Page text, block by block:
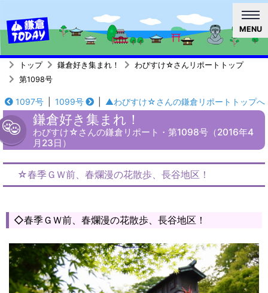
MENU
トップ 鎌倉好き集まれ！
わびすけ☆さんリポートトップ
第1098号
1097号 1099号 ▲わびすけ☆さんの鎌倉リポートトップへ
鎌倉好き集まれ！
わびすけ☆さんの鎌倉リポート・第1098号（2016年4
月23日）
☆春季ＧＷ前、春爛漫の花散歩、長谷地区！
◇春季ＧＷ前、春爛漫の花散歩、長谷地区！